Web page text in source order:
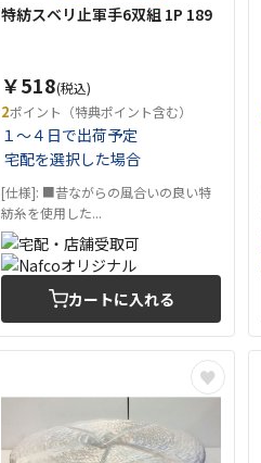
特紡スベリ止軍手6双組 1P 189
￥518(税込)
2ポイント（特典ポイント含む）
１～４日で出荷予定
宅配を選択した場合
[仕様]: ■昔ながらの風合いの良い特
紡糸を使用した...
カートに入れる